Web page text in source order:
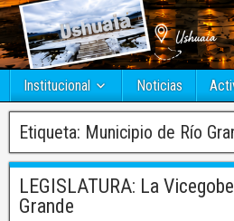
Institucional Noticias
Etiqueta: Municipio de Río
LEGISLATURA: La
Grande